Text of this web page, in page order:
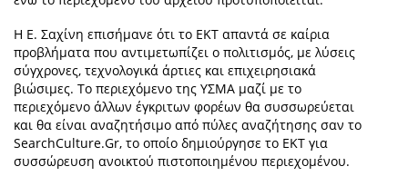
Η Ε. Σαχίνη επισήμανε ότι το ΕΚΤ απαντά σε καίρια
προβλήματα που αντιμετωπίζει ο πολιτισμός, με λύσεις
σύγχρονες, τεχνολογικά άρτιες και επιχειρησιακά
βιώσιμες. Το περιεχόμενο της ΥΣΜΑ μαζί με το
περιεχόμενο άλλων έγκριτων φορέων θα συσσωρεύεται
και θα είναι αναζητήσιμο από πύλες αναζήτησης σαν το
SearchCulture.Gr, το οποίο δημιούργησε το ΕΚΤ για
συσσώρευση ανοικτού πιστοποιημένου περιεχομένου.